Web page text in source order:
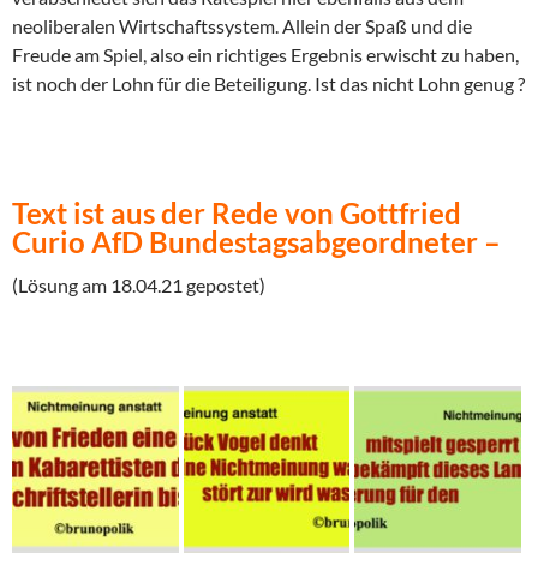
neoliberalen Wirtschaftssystem. Allein der Spaß und die
Freude am Spiel, also ein richtiges Ergebnis erwischt zu haben,
ist noch der Lohn für die Beteiligung. Ist das nicht Lohn genug ?
Text ist aus der Rede von Gottfried
Curio AfD Bundestagsabgeordneter –
(Lösung am 18.04.21 gepostet)